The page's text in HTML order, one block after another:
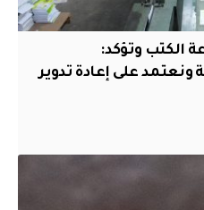
الكتب وتؤكد:
ونعتمد على إعادة تدوير